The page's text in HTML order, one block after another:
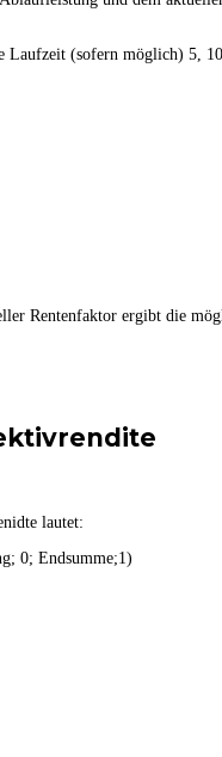
(sofern möglich) 5,
Rentenfaktor ergibt die
lautet:
0; Endsumme;1)